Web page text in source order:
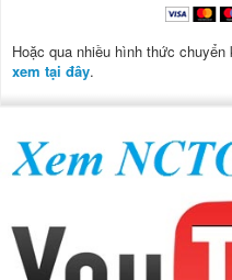
Hoặc qua nhiều hình thức
xem tại đây.